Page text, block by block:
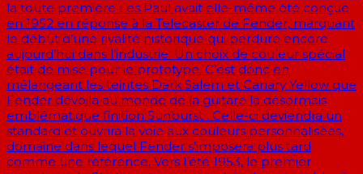
la toute première Les Paul avait elle-même été conçue
en 1952 en réponse à la Telecaster de Fender, marquant
le début d’une rivalité historique qui perdure encore
aujourd’hui dans l’industrie. Un choix de couleur spécial
était de mise pour le prototype. C’est donc en
mélangeant les teintes Dark Salem et Canary Yellow que
Fender dévoila au monde de la guitare la désormais
emblématique finition Sunburst . Celle-ci deviendra un
standard et ouvrira la voie aux couleurs personnalisées,
domaine dans lequel Fender s’imposera plus tard
comme une référence. Vers l’été 1953, le premier